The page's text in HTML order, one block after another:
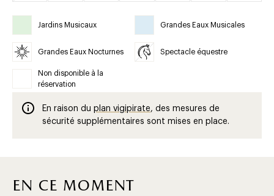
Jardins Musicaux Grandes Eaux Musicales
Grandes Eaux Nocturnes Spectacle équestre
Non disponible à la
réservation
En raison du plan vigipirate, des mesures de
sécurité supplémentaires sont mises en place.
en ce moment